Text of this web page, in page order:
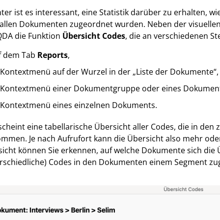
ist es interessant, eine Statistik darüber zu erhalten,
Dokumenten zugeordnet wurden. Neben der
die Funktion Übersicht Codes, die an verschiedenen
dem Tab Reports,
auf der Wurzel in der „Liste der Dokumente“,
einer Dokumentgruppe oder eines
eines einzelnen Dokuments.
eine tabellarische Übersicht aller Codes, die in
Je nach Aufrufort kann die Übersicht also mehr
können Sie erkennen, auf welche Dokumente sich
Codes in den Dokumenten einem Segment